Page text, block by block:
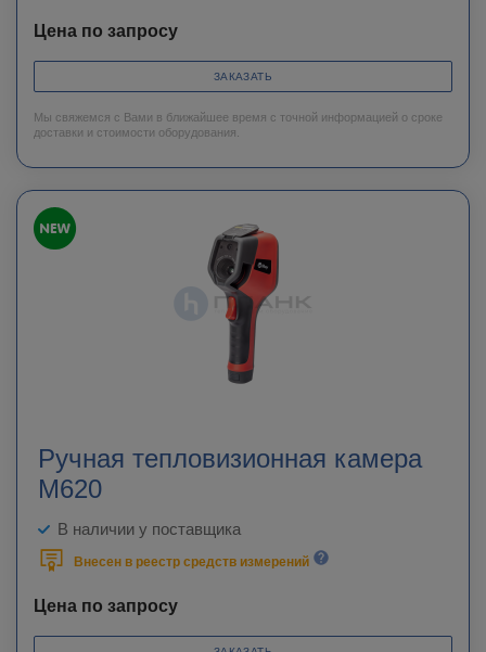
Цена по запросу
ЗАКАЗАТЬ
Мы свяжемся с Вами в ближайшее время с точной информацией о сроке
доставки и стоимости оборудования.
Ручная тепловизионная камера
M620
В наличии у поставщика
Внесен в реестр средств измерений
Цена по запросу